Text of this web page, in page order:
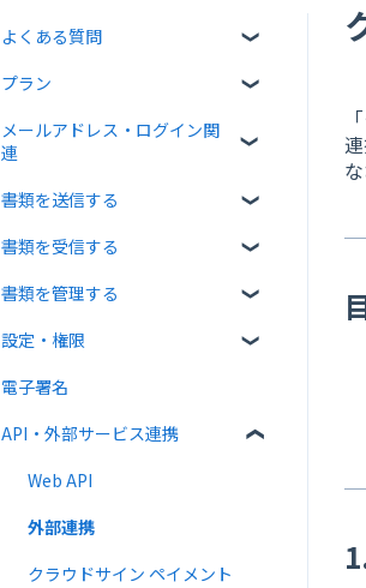
よくある質問
クラウドサインについて
書類について
プラン
無料プラン
メールアドレス・ログイン関
連
ログイン関連
書類を送信する
書類のアップロード・編集
宛先設定
一括送信
送信時の設定
送信後の操作
テンプレート
書類を受信する
受信者ガイド
書類の受信
書類を管理する
書類の確認
書類情報の入力
書類インポート
複数部署管理
設定・権限
個人設定
管理者向け設定
高度な設定をする
電子署名
API・外部サービス連携
Web API
外部連携
クラウドサイン ペイメント